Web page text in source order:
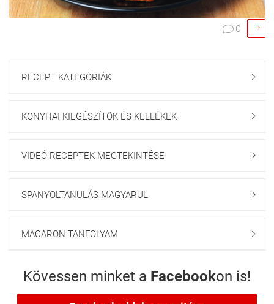
 0 
RECEPT KATEGÓRIÁK 
KONYHAI KIEGÉSZÍTŐK ÉS KELLÉKEK 
VIDEÓ RECEPTEK MEGTEKINTÉSE 
SPANYOLTANULÁS MAGYARUL 
MACARON TANFOLYAM 
Kövessen minket a Facebookon is!